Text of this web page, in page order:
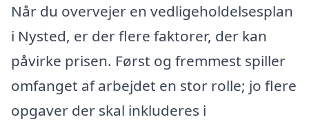
Når du overvejer en vedligeholdelsesplan
i Nysted, er der flere faktorer, der kan
påvirke prisen. Først og fremmest spiller
omfanget af arbejdet en stor rolle; jo flere
opgaver der skal inkluderes i